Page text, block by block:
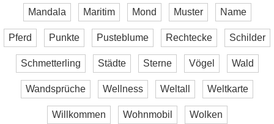
Mandala Maritim Mond Muster Name
Pferd Punkte Pusteblume Rechtecke Schilder
Schmetterling Städte Sterne Vögel Wald
Wandsprüche Wellness Weltall Weltkarte
Willkommen Wohnmobil Wolken